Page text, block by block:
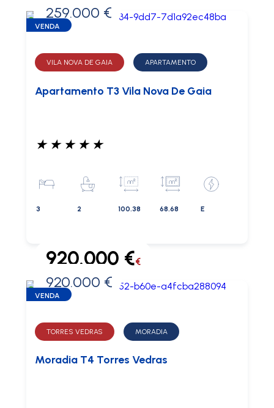
0 €
259.000 €
VENDA
VILA NOVA DE GAIA APARTAMENTO
Apartamento T3 Vila Nova De Gaia
★ ★ ★ ★ ★
3 2 100.38 68.68 E
0 €
920.000 €€
920.000 €
VENDA
TORRES VEDRAS MORADIA
Moradia T4 Torres Vedras